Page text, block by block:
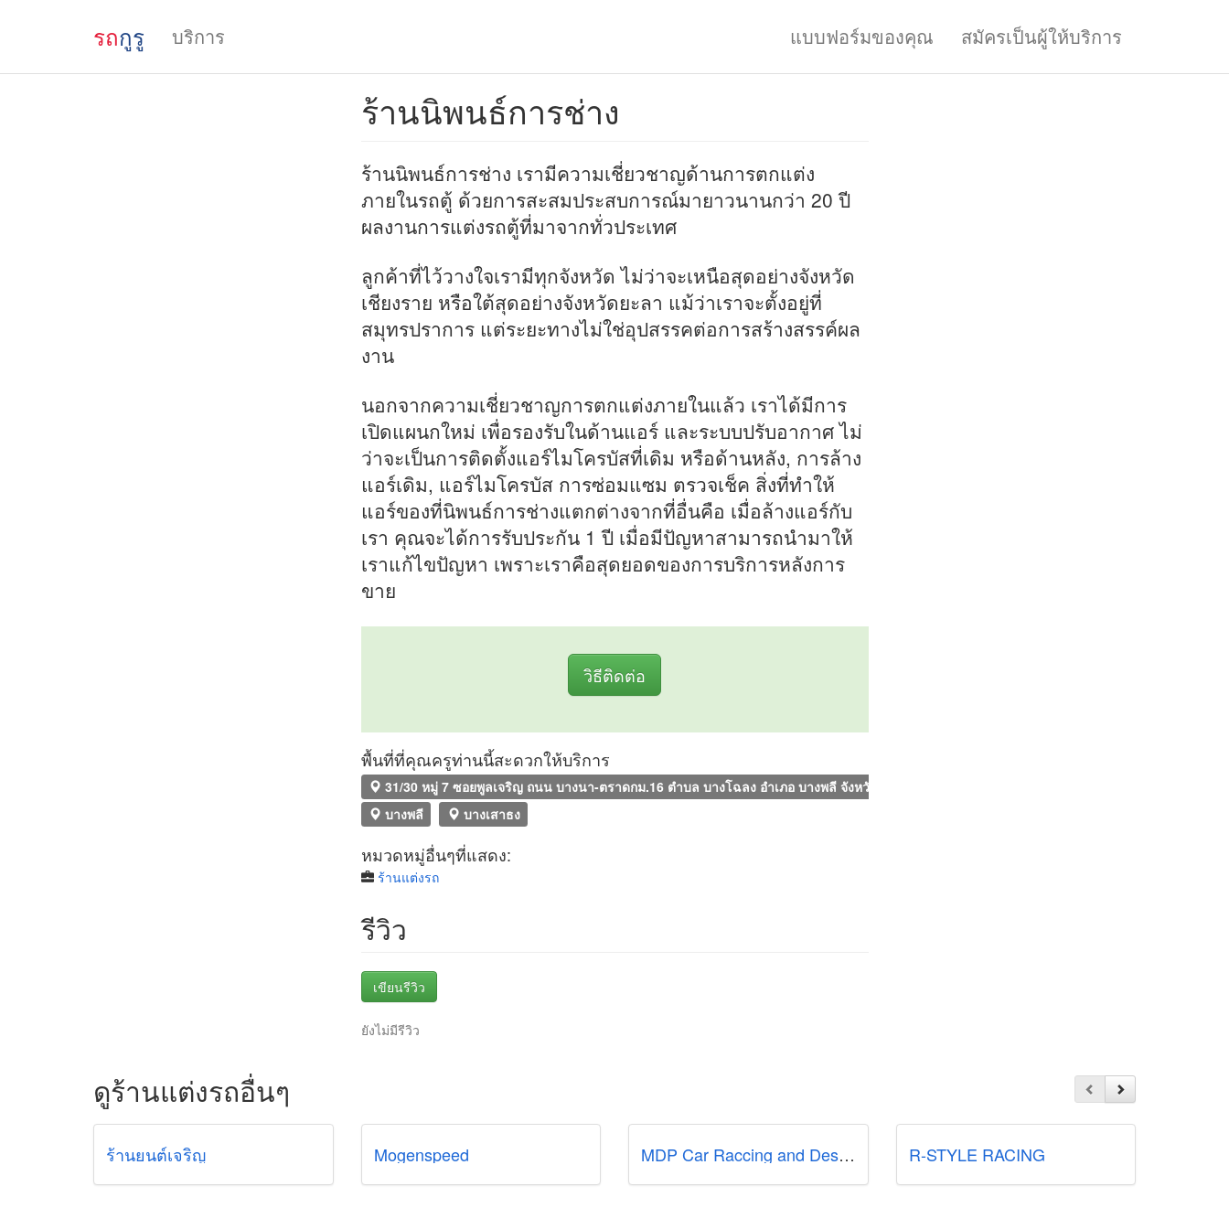
รถกูรู บริการ แบบฟอร์มของคุณ สมัครเป็นผู้ให้บริการ
ร้านนิพนธ์การช่าง
ร้านนิพนธ์การช่าง เรามีความเชี่ยวชาญด้านการตกแต่ง
ภายในรถตู้ ด้วยการสะสมประสบการณ์มายาวนานกว่า 20 ปี
ผลงานการแต่งรถตู้ที่มาจากทั่วประเทศ
ลูกค้าที่ไว้วางใจเรามีทุกจังหวัด ไม่ว่าจะเหนือสุดอย่างจังหวัด
เชียงราย หรือใต้สุดอย่างจังหวัดยะลา แม้ว่าเราจะตั้งอยู่ที่
สมุทรปราการ แต่ระยะทางไม่ใช่อุปสรรคต่อการสร้างสรรค์ผล
งาน
นอกจากความเชี่ยวชาญการตกแต่งภายในแล้ว เราได้มีการ
เปิดแผนกใหม่ เพื่อรองรับในด้านแอร์ และระบบปรับอากาศ ไม่
ว่าจะเป็นการติดตั้งแอร์ไมโครบัสที่เดิม หรือด้านหลัง, การล้าง
แอร์เดิม, แอร์ไมโครบัส การซ่อมแซม ตรวจเช็ค สิ่งที่ทำให้
แอร์ของที่นิพนธ์การช่างแตกต่างจากที่อื่นคือ เมื่อล้างแอร์กับ
เรา คุณจะได้การรับประกัน 1 ปี เมื่อมีปัญหาสามารถนำมาให้
เราแก้ไขปัญหา เพราะเราคือสุดยอดของการบริการหลังการ
ขาย
วิธีติดต่อ
พื้นที่ที่คุณครูท่านนี้สะดวกให้บริการ
31/30 หมู่ 7 ซอยพูลเจริญ ถนน บางนา-ตราดกม.16 ตำบล บางโฉลง อำเภอ บางพลี จังหวัด สมุทรปราการ 10540
บางพลี
บางเสาธง
หมวดหมู่อื่นๆที่แสดง:
ร้านแต่งรถ
รีวิว
เขียนรีวิว
ยังไม่มีรีวิว
ดูร้านแต่งรถอื่นๆ
ร้านยนต์เจริญ Mogenspeed MDP Car Raccing and Design R-STYLE RACING